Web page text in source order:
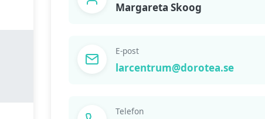
Margareta Skoog
E-post
larcentrum@dorotea.se
Telefon